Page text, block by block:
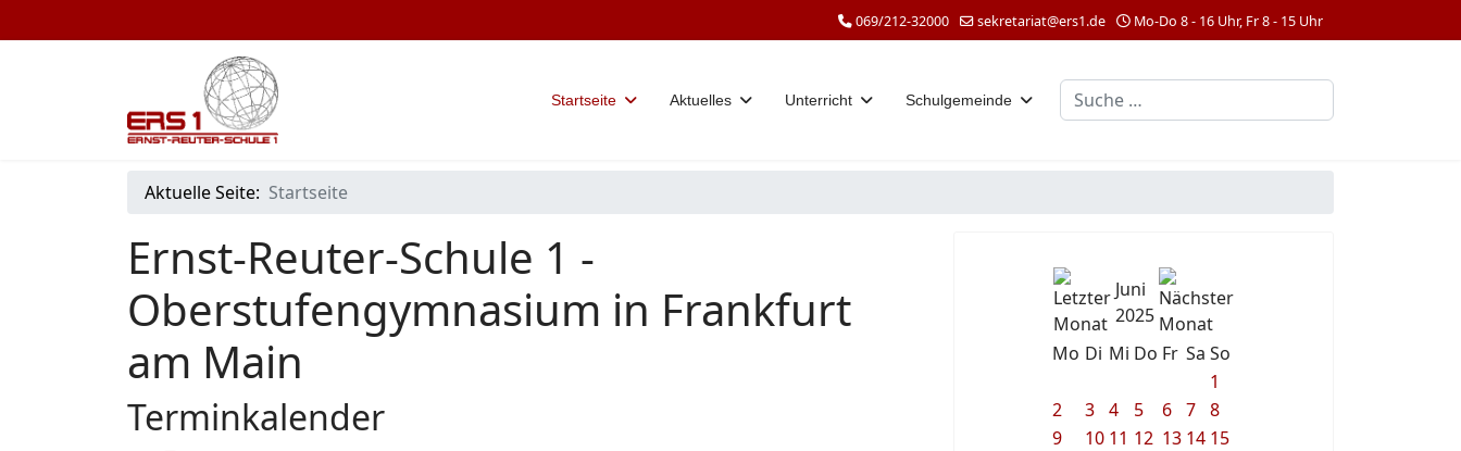
069/212-32000 sekretariat@ers1.de Mo-Do 8 - 16 Uhr, Fr 8 - 15 Uhr
Startseite Aktuelles Unterricht Schulgemeinde Suchen
Aktuelle Seite: Startseite
Ernst-Reuter-Schule 1 -
Oberstufengymnasium in Frankfurt
am Main
Terminkalender
Juni
2025
Mo Di Mi Do Fr Sa So
1
2
3 4 5 6 7 8
9
10 11 12 13 14 15